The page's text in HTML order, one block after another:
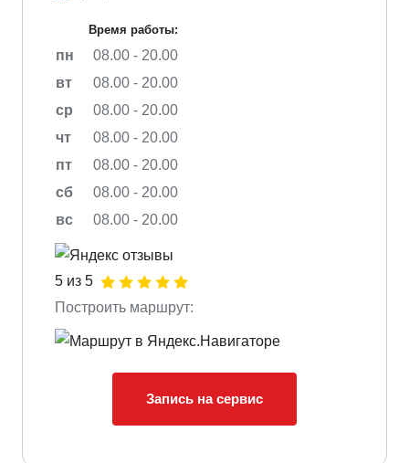
Время работы:
пн
08.00 - 20.00
вт
08.00 - 20.00
ср
08.00 - 20.00
чт
08.00 - 20.00
пт
08.00 - 20.00
сб
08.00 - 20.00
вс
08.00 - 20.00
5 из 5
Построить маршрут:
Запись на сервис